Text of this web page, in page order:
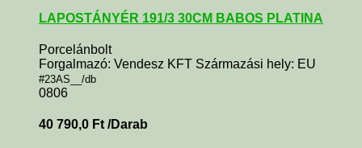
LAPOSTÁNYÉR 191/3 30CM BABOS PLATINA
Porcelánbolt
Forgalmazó: Vendesz KFT Származási hely: EU
#23AS__/db
0806
40 790,0 Ft /Darab